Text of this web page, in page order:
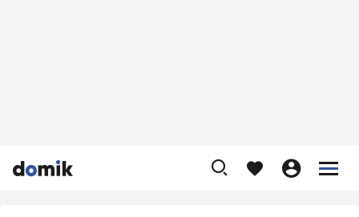


    

